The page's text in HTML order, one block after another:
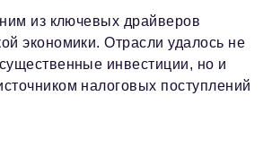
из ключевых драйверов
экономики. Отрасли удалось не
инвестиции, но и
налоговых поступлений